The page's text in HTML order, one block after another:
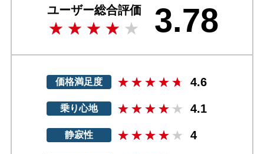
ユーザー総合評価 3.78
価格満足度 4.6
乗り心地 4.1
静寂性 4